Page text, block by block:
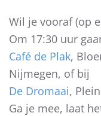
Wil je vooraf (op
Om 17:30 uur
Café de Plak,
Nijmegen, of bij
De Dromaai,
Ga je mee, laat